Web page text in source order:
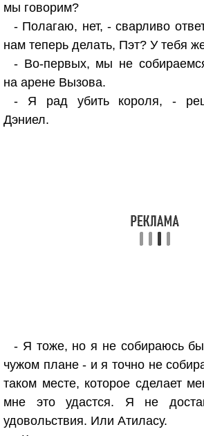
мы говорим?
- Полагаю, нет, - сварливо
нам теперь делать, Пэт? У тебя
- Во-первых, мы не
на арене Вызова.
- Я рад убить короля, -
Дэниел.
- Я тоже, но я не собираюсь
чужом плане - и я точно не
таком месте, которое сделает
мне это удастся. Я не
удовольствия. Или Атиласу.